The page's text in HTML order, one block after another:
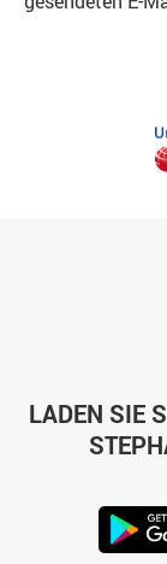
LADEN SIE